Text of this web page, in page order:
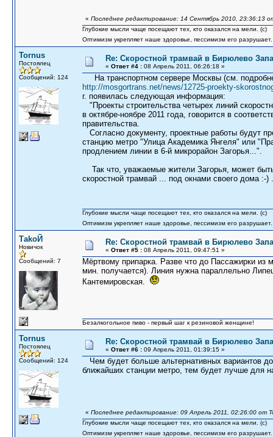
« Последнее редактирование: 14 Сентябрь 2010, 23:36:13
Глубокие мысли чаще посещают тех, кто оказался на мели. (c)
Оптимизм укрепляет наше здоровье, пессимизм его
Tornus
Постоялец
Сообщений: 124
Re: Скоростной трамвай в Бирюлево
« Ответ #4 : 08 Апрель 2011, 06:26:18 »
На транспортном сервере Москвы (см.
http://mosgortrans.net/news/12725-proekty-
г. появилась следующая информация:
"Проекты строительства четырех линий
в октябре-ноябре 2011 года, говорится в
правительства.
Согласно документу, проектные работы будут
станцию метро "Улица Академика Янгеля" или
продлением линии в 6-й микрорайон Загорья...".
Так что, уважаемые жители Загорья, может
скоростной трамвай ... под окнами своего дома :-) .
Глубокие мысли чаще посещают тех, кто оказался на мели. (c)
Оптимизм укрепляет наше здоровье, пессимизм его
ТаkоЙ
Новичок
Сообщений: 7
Re: Скоростной трамвай в Бирюлево
« Ответ #5 : 08 Апрель 2011, 09:47:51 »
Мёртвому припарка. Разве что до Пассажирки из
мин. получается). Линия нужна параллельно
Кантемировская.
Безалкогольное пиво - первый шаг к резиновой женщине!
Tornus
Постоялец
Сообщений: 124
Re: Скоростной трамвай в Бирюлево
« Ответ #6 : 09 Апрель 2011, 01:39:15 »
Чем будет больше альтернативных вариантов
ближайших станции метро, тем будет лучше для
« Последнее редактирование: 09 Апрель 2011, 02:26:00 от
Глубокие мысли чаще посещают тех, кто оказался на мели. (c)
Оптимизм укрепляет наше здоровье, пессимизм его